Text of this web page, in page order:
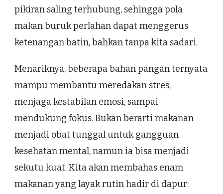
pikiran saling terhubung, sehingga pola
makan buruk perlahan dapat menggerus
ketenangan batin, bahkan tanpa kita sadari.
Menariknya, beberapa bahan pangan ternyata
mampu membantu meredakan stres,
menjaga kestabilan emosi, sampai
mendukung fokus. Bukan berarti makanan
menjadi obat tunggal untuk gangguan
kesehatan mental, namun ia bisa menjadi
sekutu kuat. Kita akan membahas enam
makanan yang layak rutin hadir di dapur: